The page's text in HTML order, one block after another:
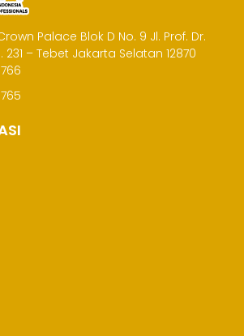
Palace Blok D No. 9 Jl. Prof. Dr.
231 – Tebet Jakarta Selatan 12870